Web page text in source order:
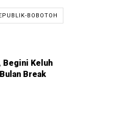
BOBOTOH
Begini Keluh
Break